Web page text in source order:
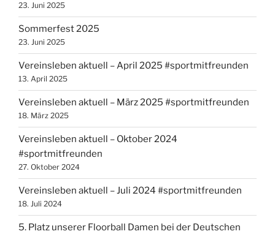
23. Juni 2025
Sommerfest 2025
23. Juni 2025
Vereinsleben aktuell – April 2025 #sportmitfreunden
13. April 2025
Vereinsleben aktuell – März 2025 #sportmitfreunden
18. März 2025
Vereinsleben aktuell – Oktober 2024
#sportmitfreunden
27. Oktober 2024
Vereinsleben aktuell – Juli 2024 #sportmitfreunden
18. Juli 2024
5. Platz unserer Floorball Damen bei der Deutschen